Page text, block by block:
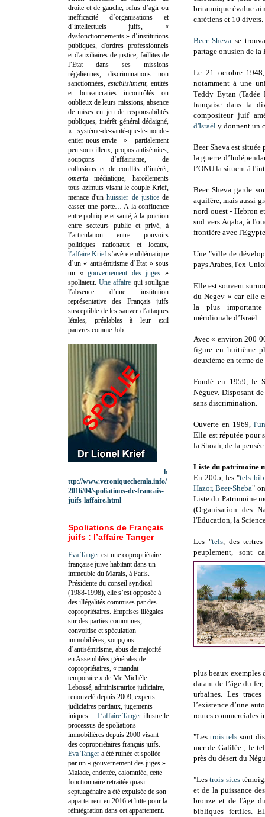
britannique évalue
chrétiens et 10 divers.
Beer Sheva se
partage onusien de la
Le 21 octobre
notamment à une
Teddy Eytan
française dans la
compositeur juif
d'Israël y donnent un
Beer Sheva est située
la guerre
l’ONU la situent à
Beer Sheva garde
aquifère, mais aussi
nord ouest - Hebron
sud vers Aqaba, à
frontière avec
Une "ville de
pays Arabes, l'ex-
Elle est souvent
du Negev » car elle
la plus
méridionale d’Israël.
Avec « environ 200
figure en huitième
deuxième en terme
Fondé en 1959, le
Néguev. Disposant
sans discrimination.
Ouverte en 1969,
Elle est réputée pour
la Shoah, de la
Liste du patrimoine
En 2005, les "tels
Hazor, Beer-Sheba"
Liste du Patrimoine
(Organisation des
l'Education, la
Les "tels, des
peuplement, sont
plus beaux exemples
datant de l’âge du
urbaines. Les
l’existence d’une
routes commerciales
"Les trois tels sont
mer de Galilée ; le
près du désert du
"Lestrois sites
et de la puissance
bronze et de l'âge
bibliques fertiles.
droite et de gauche, refus d’agir ou
inefficacité d’organisations et
d’intellectuels juifs, «
dysfonctionnements » d’institutions
publiques, d'ordres professionnels
et d'auxiliaires de justice, faillites de
l’Etat dans ses missions
régaliennes, discriminations non
sanctionnées,establishment, entités
et bureaucraties incontrôlés ou
oublieux de leurs missions, absence
de mises en jeu de responsabilités
publiques, intérêt général dédaigné,
« système-de-santé-que-le-monde-
entier-nous-envie » partialement
peu sourcilleux, propos antisémites,
soupçons d’affairisme, de
collusions et de conflits d’intérêt,
omertamédiatique, harcèlements
tous azimuts visant le couple Krief,
menace d'unhuissier de justicede
casser une porte… A la confluence
entre politique et santé, à la jonction
entre secteurs public et privé, à
l’articulation entre pouvoirs
politiques nationaux et locaux,
l’affaire Krief s’avère emblématique
d’un « antisémitisme d’Etat » sous
un «gouvernement des juges »
spoliateur.Une affaire qui souligne
l’absence d’une institution
représentative des Français juifs
susceptible de les sauver d’attaques
létales, préalables à leur exil
pauvres comme Job.
h
ttp://www.veroniquechemla.info/
2016/04/spoliations-de-francais-
juifs-laffaire.html
Spoliations de Français
juifs : l’affaire Tanger
Eva Tanger est une copropriétaire
française juive habitant dans un
immeuble du Marais, à Paris.
Présidente du conseil syndical
(1988-1998), elle s’est opposée à
des illégalités commises par des
copropriétaires. Emprises illégales
sur des parties communes,
convoitise et spéculation
immobilières, soupçons
d’antisémitisme, abus de majorité
en Assemblées générales de
copropriétaires, « mandat
temporaire » de Me Michèle
Lebossé, administratrice judiciaire,
renouvelé depuis 2009, experts
judiciaires partiaux, jugements
iniques… L’affaire Tanger illustre le
processus de spoliations
immobilières depuis 2000 visant
des copropriétaires français juifs.
Eva Tanger a été ruinée et spoliée
par un « gouvernement des juges ».
Malade, endettée, calomniée, cette
fonctionnaire retraitée quasi-
septuagénaire a été expulsée de son
appartement en 2016 et lutte pour la
réintégration dans cet appartement.